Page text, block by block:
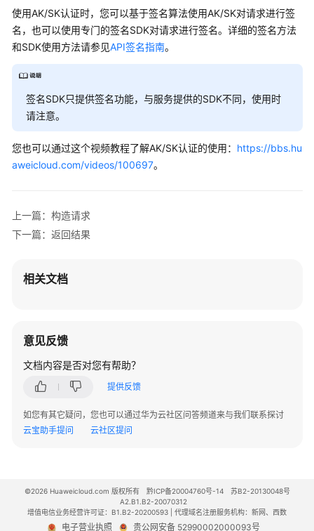
帮
助
档
载
通
用
品
语
共
务
等
（SLA）
使用AK/SK认证时，您可以基于签名算法使用AK/SK对请求进行签
名，也可以使用专门的签名SDK对请求进行签名。详细的签名方法
和SDK使用方法请参见API签名指南。
签名SDK只提供签名功能，与服务提供的SDK不同，使用时
请注意。
您也可以通过这个视频教程了解AK/SK认证的使用： https://bbs.hu
aweicloud.com/videos/100697。
上一篇：构造请求
下一篇：返回结果
相关文档
意见反馈
文档内容是否对您有帮助？
提供反馈
如您有其它疑问，您也可以通过华为云社区问答频道来与我们联系探讨
云宝助手提问
云社区提问
©2026 Huaweicloud.com 版权所有 黔ICP备20004760号-14
苏B2-20130048号
A2.B1.B2-20070312
增值电信业务经营许可证：B1.B2-20200593 | 代理域名注册服务机构：新网、西数
电子营业执照 贵公网安备 52990002000093号